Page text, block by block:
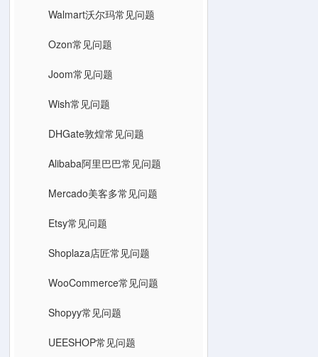
Walmart沃尔玛常见问题
Ozon常见问题
Joom常见问题
Wish常见问题
DHGate敦煌常见问题
Alibaba阿里巴巴常见问题
Mercado美客多常见问题
Etsy常见问题
Shoplaza店匠常见问题
WooCommerce常见问题
Shopyy常见问题
UEESHOP常见问题